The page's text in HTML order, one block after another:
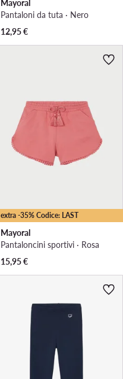
Mayoral
Pantaloni da tuta · Nero
12,95€
extra -35% Codice: LAST
Mayoral
Pantaloncini sportivi · Rosa
15,95€